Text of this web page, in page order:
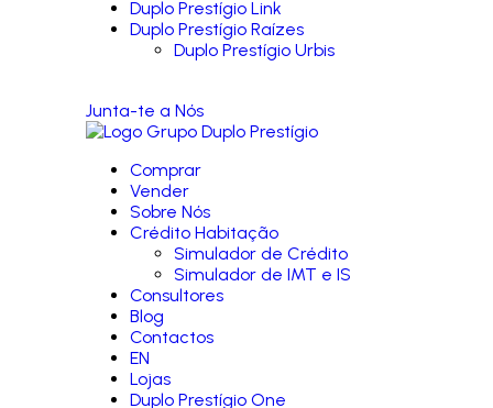
Duplo Prestígio Link
Duplo Prestígio Raízes
Duplo Prestígio Urbis
Junta-te a Nós
Comprar
Vender
Sobre Nós
Crédito Habitação
Simulador de Crédito
Simulador de IMT e IS
Consultores
Blog
Contactos
EN
Lojas
Duplo Prestígio One